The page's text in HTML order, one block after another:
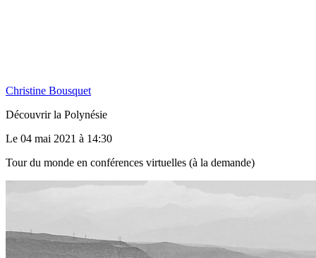
Christine Bousquet
Découvrir la Polynésie
Le 04 mai 2021 à 14:30
Tour du monde en conférences virtuelles (à la demande)